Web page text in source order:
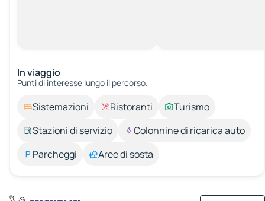
In viaggio
Punti di interesse lungo il percorso.
Sistemazioni Ristoranti
Turismo
Stazioni di servizio
Colonnine di ricarica auto
Parcheggi
Aree di sosta